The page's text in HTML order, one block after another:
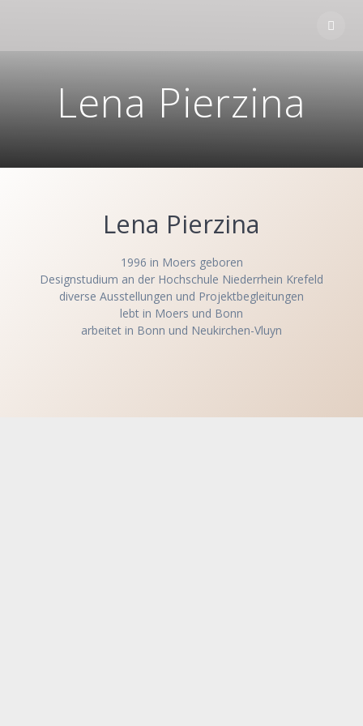
Lena Pierzina
Lena Pierzina
1996 in Moers geboren
Designstudium an der Hochschule Niederrhein Krefeld
diverse Ausstellungen und Projektbegleitungen
lebt in Moers und Bonn
arbeitet in Bonn und Neukirchen-Vluyn